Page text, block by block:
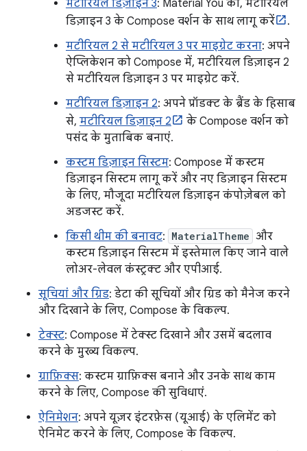
मटीरियल डिज़ाइन 3: Material You को, मटीरियल
डिज़ाइन 3 के Compose वर्शन के साथ लागू करें
.
मटीरियल 2 से मटीरियल 3 पर माइग्रेट करना: अपने
ऐप्लिकेशन को Compose में, मटीरियल डिज़ाइन 2
से मटीरियल डिज़ाइन 3 पर माइग्रेट करें.
मटीरियल डिज़ाइन 2: अपने प्रॉडक्ट के ब्रैंड के हिसाब
से, मटीरियल डिज़ाइन 2
के Compose वर्शन को
पसंद के मुताबिक बनाएं.
कस्टम डिज़ाइन सिस्टम: Compose में कस्टम
डिज़ाइन सिस्टम लागू करें और नए डिज़ाइन सिस्टम
के लिए, मौजूदा मटीरियल डिज़ाइन कंपोज़ेबल को
अडजस्ट करें.
किसी थीम की बनावट: MaterialTheme और
कस्टम डिज़ाइन सिस्टम में इस्तेमाल किए जाने वाले
लोअर-लेवल कंस्ट्रक्ट और एपीआई.
सूचियां और ग्रिड: डेटा की सूचियों और ग्रिड को मैनेज करने
और दिखाने के लिए, Compose के विकल्प.
टेक्स्ट: Compose में टेक्स्ट दिखाने और उसमें बदलाव
करने के मुख्य विकल्प.
ग्राफ़िक्स: कस्टम ग्राफ़िक्स बनाने और उनके साथ काम
करने के लिए, Compose की सुविधाएं.
ऐनिमेशन: अपने यूज़र इंटरफ़ेस (यूआई) के एलिमेंट को
ऐनिमेट करने के लिए, Compose के विकल्प.